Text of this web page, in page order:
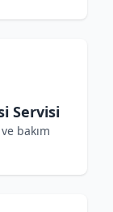
Servisi
bakım